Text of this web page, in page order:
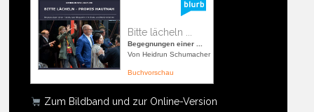
Bitte lächeln ...
Begegnungen einer ...
Von Heidrun Schumacher
Buchvorschau
Zum Bildband und zur Online-Version